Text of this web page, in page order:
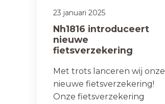
23 januari 2025
Nh1816 introduceert
nieuwe
fietsverzekering
Met trots lanceren wij onze
nieuwe fietsverzekering!
Onze fietsverzekering